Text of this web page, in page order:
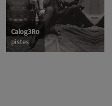
Calog3Ro
pistes